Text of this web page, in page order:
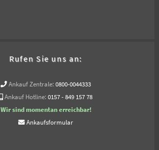
Rufen Sie uns an:
Ankauf Zentrale: 0800-0044333
Ankauf Hotline: 0157 - 849 157 78
Wir sind momentan erreichbar!
Ankaufsformular